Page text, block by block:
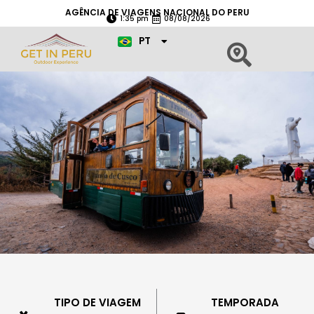
conteúdo
AGÊNCIA DE VIAGENS NACIONAL DO PERU
1:35 pm 08/08/2026
PT
EN
ES
Cusco TIPO DE VIAGEM TEMPORADA